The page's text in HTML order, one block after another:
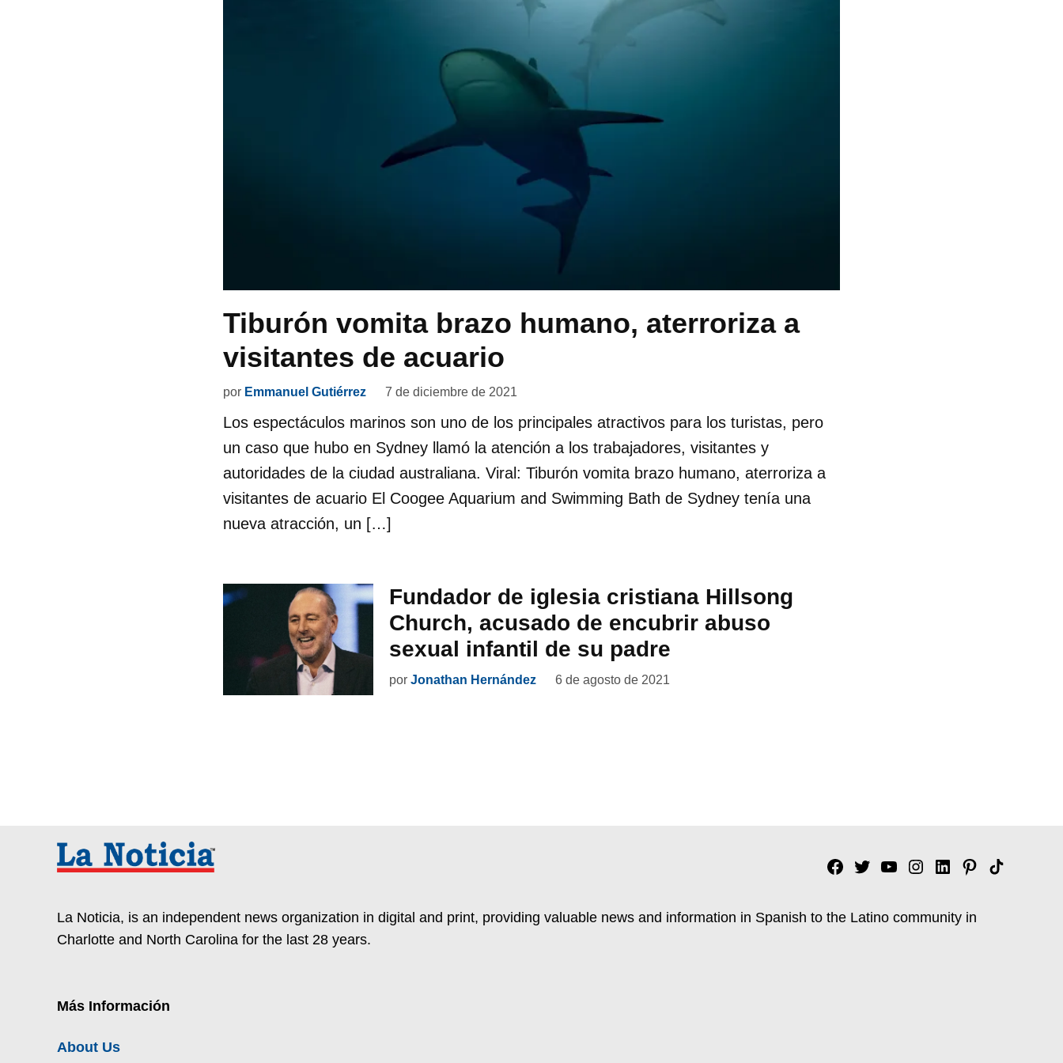
Tiburón vomita brazo humano, aterroriza a
visitantes de acuario
por Emmanuel Gutiérrez 7 de diciembre de 2021
Los espectáculos marinos son uno de los principales atractivos para los turistas, pero
un caso que hubo en Sydney llamó la atención a los trabajadores, visitantes y
autoridades de la ciudad australiana. Viral: Tiburón vomita brazo humano, aterroriza a
visitantes de acuario El Coogee Aquarium and Swimming Bath de Sydney tenía una
nueva atracción, un […]
Fundador de iglesia cristiana Hillsong
Church, acusado de encubrir abuso
sexual infantil de su padre
por Jonathan Hernández 6 de agosto de 2021
Facebook
TwitterYouTubeInstagram
Linkedin
Pinterest
Tik
La Noticia, is an independent news organization in digital and print, providing valuable news and information in Spanish to the Latino community in
Charlotte and North Carolina for the last 28 years.
Más Información
About Us